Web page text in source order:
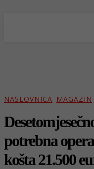
NASLOVNICA MAGAZIN
potrebna
košta 21.500